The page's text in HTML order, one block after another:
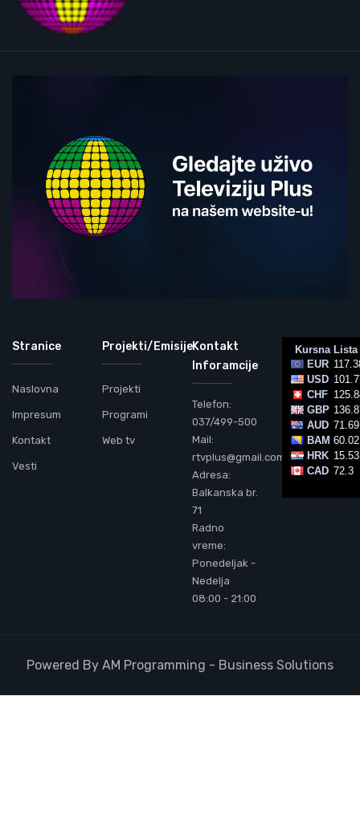
Stranice
Naslovna
Impresum
Kontakt
Vesti
Projekti/Emisije
Projekti
Programi
Web tv
Kontakt
Inforamcije
Telefon:
037/499-500
Mail:
rtvplus@gmail.com
Adresa:
Balkanska br.
71
Radno
vreme:
Ponedeljak -
Nedelja
08:00 - 21:00
Powered By AM Programming - Business Solutions